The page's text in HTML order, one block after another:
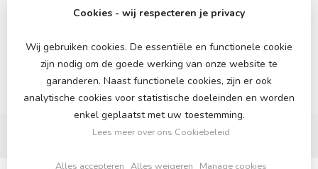
Cookies - wij respecteren je privacy
Wij gebruiken cookies. De essentiële en functionele cookie
zijn nodig om de goede werking van onze website te
garanderen. Naast functionele cookies, zijn er ook
analytische cookies voor statistische doeleinden en worden
enkel geplaatst met uw toestemming.
Lees meer over ons Cookiebeleid
Alles accepteren Alles weigeren Manage cookies